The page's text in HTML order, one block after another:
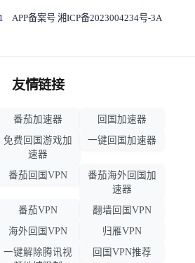
APP备案号 湘ICP备2023004234号-3A
友情链接
番茄加速器
回国加速器
免费回国游戏加
速器
一键回国加速器
番茄回国VPN
番茄海外回国加
速器
番茄VPN
翻墙回国VPN
海外回国VPN
归雁VPN
一键解除腾讯视
回国VPN推荐